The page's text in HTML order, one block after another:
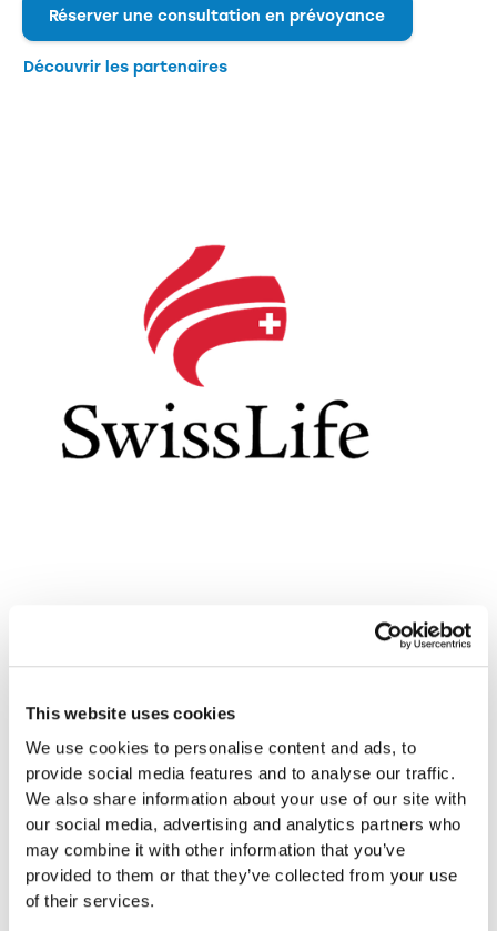
This website uses cookies
We use cookies to personalise content and ads, to
provide social media features and to analyse our traffic.
We also share information about your use of our site with
our social media, advertising and analytics partners who
may combine it with other information that you’ve
provided to them or that they’ve collected from your use
of their services.
Réserver une consultation en prévoyance
Découvrir les partenaires
Questions fréquemment
posées
Pilier 3a, versements volontaires ou avantages
fiscaux : retrouvez ici les principales questions
et réponses sur la prévoyance privée et ses
impacts sur votre déclaration d’impôts.